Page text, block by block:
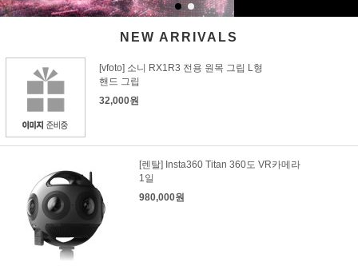
NEW ARRIVALS
[vfoto] 소니 RX1R3 전용 원목 그립 L형
핸드 그립
32,000원
[렌탈] Insta360 Titan 360도 VR카메라
1일
980,000원